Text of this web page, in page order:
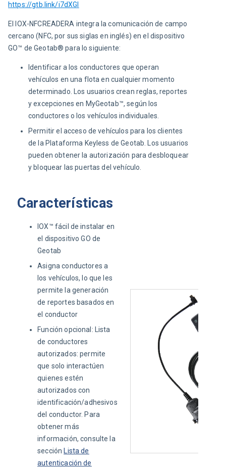
https://gtb.link/i7dXGl
El IOX-NFCREADERA integra la comunicación de campo
cercano (NFC, por sus siglas en inglés) en el dispositivo
GO™ de Geotab® para lo siguiente:
Identificar a los conductores que operan
vehículos en una flota en cualquier momento
determinado. Los usuarios crean reglas, reportes
y excepciones en MyGeotab™, según los
conductores o los vehículos individuales.
Permitir el acceso de vehículos para los clientes
de la Plataforma Keyless de Geotab. Los usuarios
pueden obtener la autorización para desbloquear
y bloquear las puertas del vehículo.
Características
IOX™ fácil de instalar en
el dispositivo GO de
Geotab
Asigna conductores a
los vehículos, lo que les
permite la generación
de reportes basados en
el conductor
Función opcional: Lista
de conductores
autorizados: permite
que solo interactúen
quienes estén
autorizados con
identificación/adhesivos
del conductor. Para
obtener más
información, consulte la
sección Lista de
autenticación de